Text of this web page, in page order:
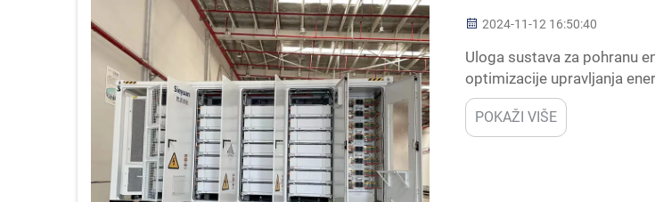
2024-11-12 16:50:40
Uloga sustava za pohranu
optimizacije upravljanja
električnom energijom i
POKAŽI VIŠE